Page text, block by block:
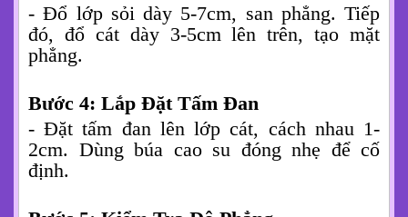
- Đổ lớp sỏi dày 5-7cm, san phẳng. Tiếp
đó, đổ cát dày 3-5cm lên trên, tạo mặt
phẳng.
Bước 4: Lắp Đặt Tấm Đan
- Đặt tấm đan lên lớp cát, cách nhau 1-
2cm. Dùng búa cao su đóng nhẹ để cố
định.